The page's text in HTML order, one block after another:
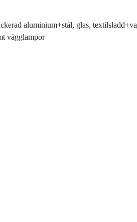
aluminium+stål, glas,
vägglampor